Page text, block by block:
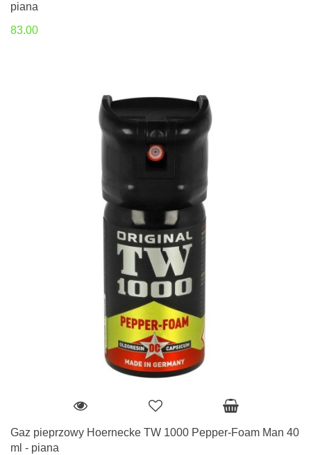
piana
83.00
Gaz pieprzowy Hoernecke TW 1000 Pepper-Foam Man 40
ml - piana